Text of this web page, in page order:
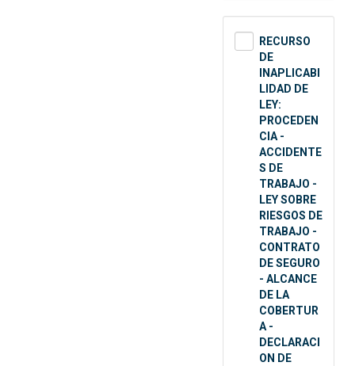
RECURSO
DE
INAPLICABI
LIDAD DE
LEY:
PROCEDEN
CIA -
ACCIDENTE
S DE
TRABAJO -
LEY SOBRE
RIESGOS DE
TRABAJO -
CONTRATO
DE SEGURO
- ALCANCE
DE LA
COBERTUR
A -
DECLARACI
ON DE